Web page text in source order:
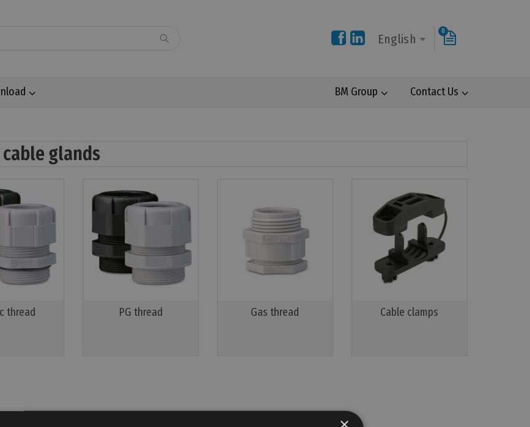
English
0
Contact Us
BM Group
glands
thread PG thread Gas thread Cable clamps